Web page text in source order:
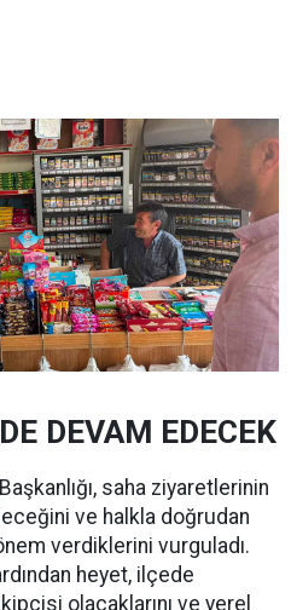
DEVAM EDECEK
saha ziyaretlerinin
ve halkla doğrudan
verdiklerini vurguladı.
heyet, ilçede
olacaklarını ve yerel